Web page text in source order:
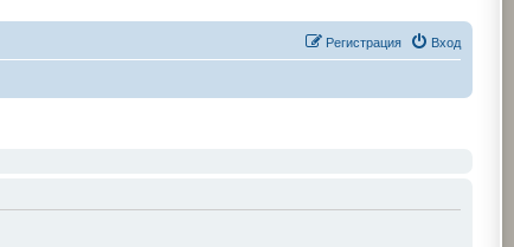
Вход
Регистрация